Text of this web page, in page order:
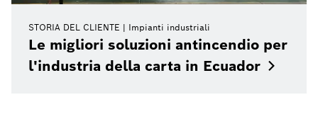
STORIA DEL CLIENTE Impianti industriali
Le migliori soluzioni antincendio per
l'industria della carta in Ecuador